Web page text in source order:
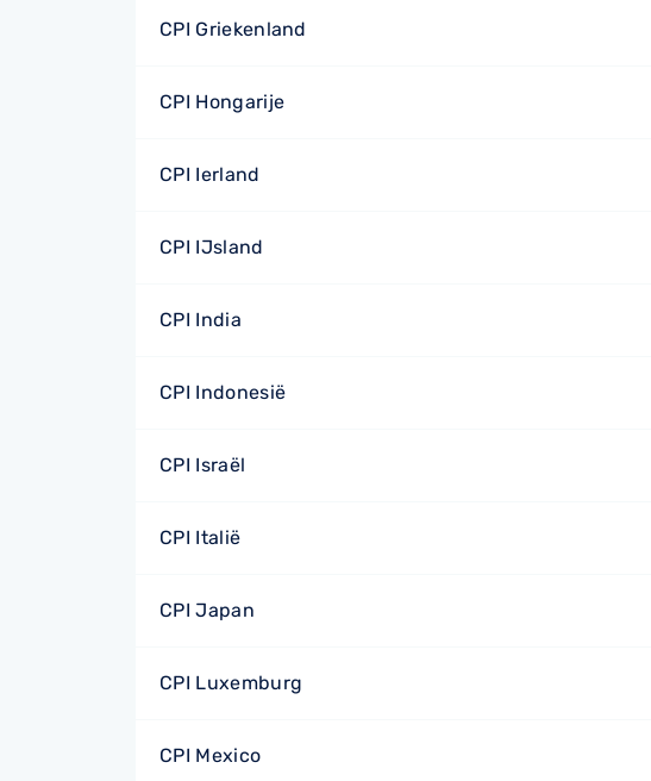
CPI Griekenland
CPI Hongarije
CPI Ierland
CPI IJsland
CPI India
CPI Indonesië
CPI Israël
CPI Italië
CPI Japan
CPI Luxemburg
CPI Mexico